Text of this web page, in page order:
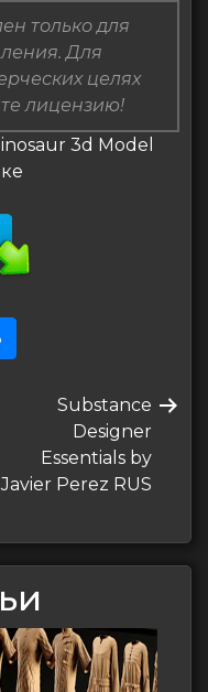
только для
Для
целях
лицензию!
3d Model
Следующая
запись
Substance
Designer
Essentials by
Javier Perez RUS